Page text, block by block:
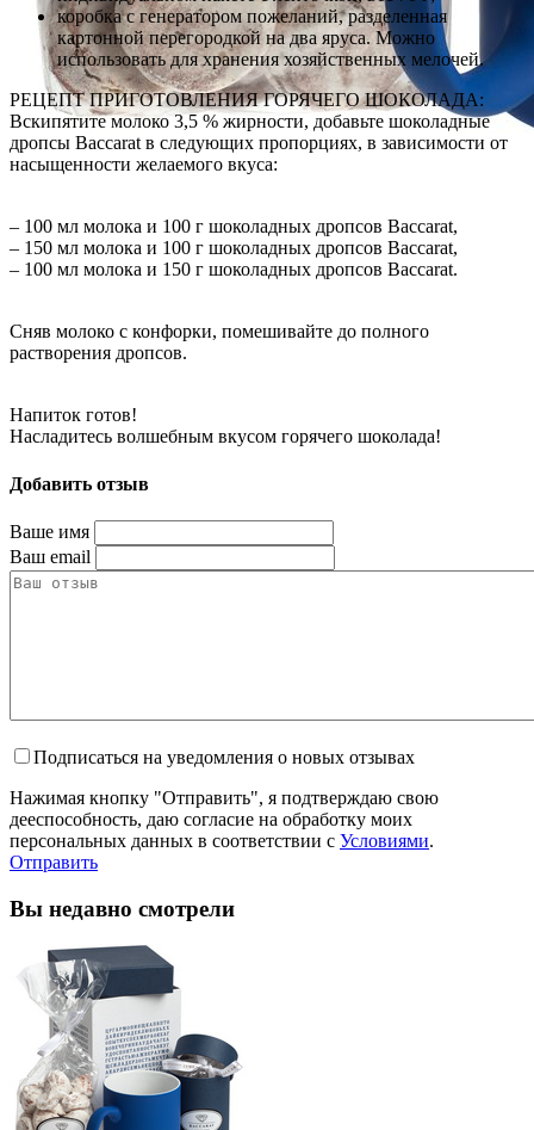
коробка с генератором пожеланий, разделенная
картонной перегородкой на два яруса. Можно
использовать для хранения хозяйственных мелочей.
РЕЦЕПТ ПРИГОТОВЛЕНИЯ ГОРЯЧЕГО ШОКОЛАДА:
Вскипятите молоко 3,5 % жирности, добавьте шоколадные
дропсы Baccarat в следующих пропорциях, в зависимости от
насыщенности желаемого вкуса:
– 100 мл молока и 100 г шоколадных дропсов Baccarat,
– 150 мл молока и 100 г шоколадных дропсов Baccarat,
– 100 мл молока и 150 г шоколадных дропсов Baccarat.
Сняв молоко с конфорки, помешивайте до полного
растворения дропсов.
Напиток готов!
Насладитесь волшебным вкусом горячего шоколада!
Добавить отзыв
Ваше имя
Ваш email
Подписаться на уведомления о новых отзывах
Нажимая кнопку "Отправить", я подтверждаю свою
дееспособность, даю согласие на обработку моих
персональных данных в соответствии с Условиями.
Отправить
Вы недавно смотрели